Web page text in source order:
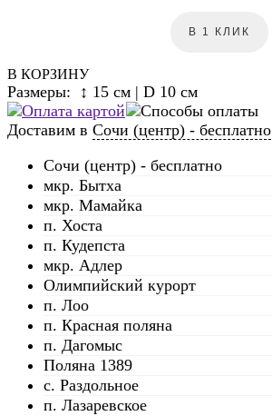
В КОРЗИНУ
В 1 КЛИК
Размеры: ↕ 15 см | D 10 см
Доставим в Сочи (центр) - бесплатно
Сочи (центр) - бесплатно
мкр. Бытха
мкр. Мамайка
п. Хоста
п. Кудепста
мкр. Адлер
Олимпийский курорт
п. Лоо
п. Красная поляна
п. Дагомыс
Поляна 1389
с. Раздольное
п. Лазаревское